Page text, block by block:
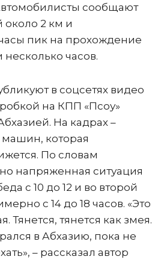
сообщают
2 км и
пик на прохождение
несколько часов.
в соцсетях видео
на КПП «Псоу»
На кадрах –
которая
По словам
напряженная ситуация
с 10 до 12 и во второй
с 14 до 18 часов. «Это
Тянется, тянется как змея.
в Абхазию, пока не
– рассказал автор